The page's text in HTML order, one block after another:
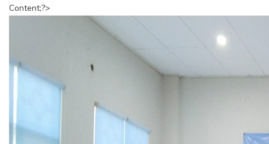
Content;?>